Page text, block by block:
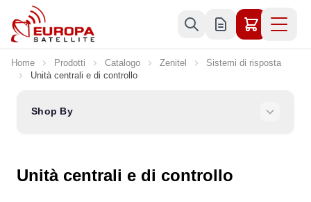
Skip to Content
Home Prodotti Catalogo Zenitel
Sistemi di risposta
Unità centrali e di controllo
Shop By
Unità centrali e di controllo